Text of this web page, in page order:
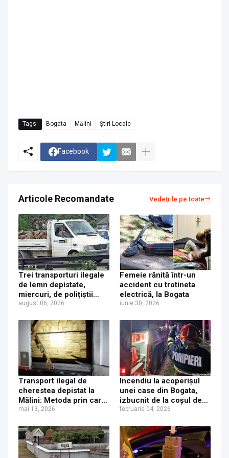
Tags: Bogata Mălini Știri Locale
Facebook
Articole Recomandate Vedeți-le pe toate
Trei transporturi ilegale
de lemn depistate,
miercuri, de polițiștii
suceveni
august 06, 2026
Femeie rănită într-un
accident cu trotineta
electrică, la Bogata
iunie 30, 2026
Transport ilegal de
cherestea depistat la
Mălini: Metoda prin care
un sucevean a încercat
SUMAL
mai 13, 2026
Incendiu la acoperișul
unei case din Bogata,
izbucnit de la coșul de
fum
februarie 04, 2026